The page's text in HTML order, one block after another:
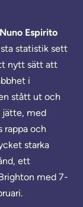
Nuno Espirito
statistik sett
nytt sätt att
i
stått ut och
jätte, med
rappa och
starka
ett
med 7-